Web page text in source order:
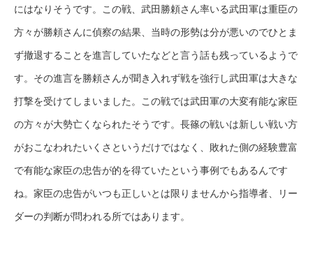
にはなりそうです。この戦、武田勝頼さん率いる武田軍は重臣の
方々が勝頼さんに偵察の結果、当時の形勢は分が悪いのでひとま
ず撤退することを進言していたなどと言う話も残っているようで
す。その進言を勝頼さんが聞き入れず戦を強行し武田軍は大きな
打撃を受けてしまいました。この戦では武田軍の大変有能な家臣
の方々が大勢亡くなられたそうです。長篠の戦いは新しい戦い方
がおこなわれたいくさというだけではなく、敗れた側の経験豊富
で有能な家臣の忠告が的を得ていたという事例でもあるんです
ね。家臣の忠告がいつも正しいとは限りませんから指導者、リー
ダーの判断が問われる所ではあります。